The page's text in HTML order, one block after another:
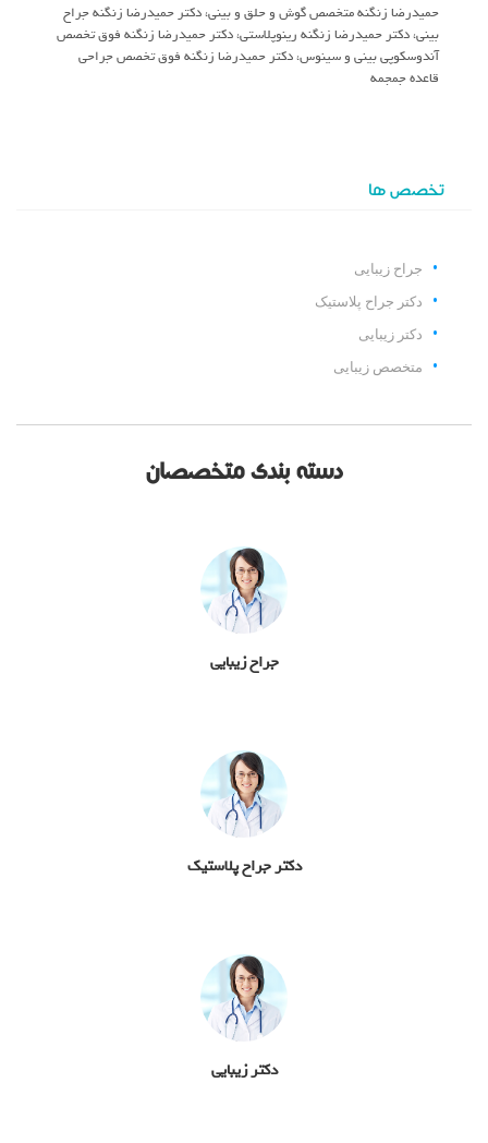
حمیدرضا زنگنه متخصص گوش و حلق و بینی، دکتر حمیدرضا زنگنه جراح
بینی، دکتر حمیدرضا زنگنه رینوپلاستی، دکتر حمیدرضا زنگنه فوق تخصص
آندوسکوپی بینی و سینوس، دکتر حمیدرضا زنگنه فوق تخصص جراحی
قاعده جمجمه
تخصص ها
جراح زیبایی
دکتر جراح پلاستیک
دکتر زیبایی
متخصص زیبایی
دسته بندی متخصصان
جراح زیبایی
دکتر جراح پلاستیک
دکتر زیبایی